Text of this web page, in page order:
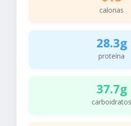
calorias
28.3g
proteína
37.7g
carboidratos